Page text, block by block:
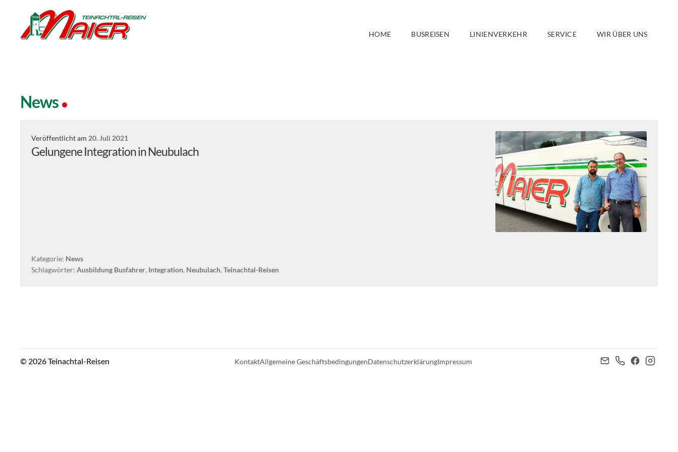
HOME BUSREISEN LINIENVERKEHR SERVICE WIR ÜBER UNS
News
Veröffentlicht am 20. Juli 2021
Gelungene Integration in Neubulach
Kategorie: News
Schlagwörter:Ausbildung Busfahrer, Integration, Neubulach,Teinachtal-Reisen
© 2026 Teinachtal-Reisen KontaktAllgemeine GeschäftsbedingungenDatenschutzerklärungImpressum